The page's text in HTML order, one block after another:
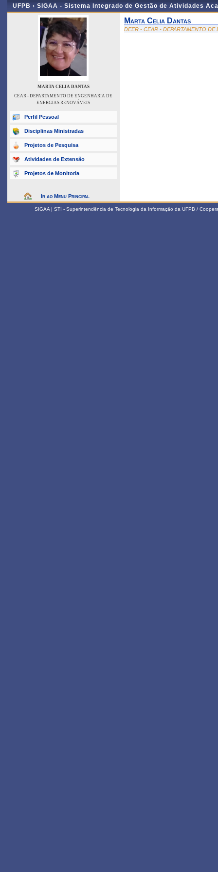
UFPB › SIGAA - Sistema Integrado de Gestão de Atividades
MARTA CELIA DANTAS
CEAR - DEPARTAMENTO DE ENGENHARIA DE
ENERGIAS RENOVÁVEIS
Perfil Pessoal
Disciplinas Ministradas
Projetos de Pesquisa
Atividades de Extensão
Projetos de Monitoria
Ir ao Menu Principal
Marta Celia Dantas
DEER - CEAR - DEPARTAMENTO
SIGAA | STI - Superintendência de Tecnologia da Informação da UFPB /